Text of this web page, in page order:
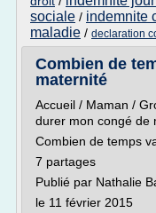
sociale / indemnite
maladie / declaration
Combien de
maternité
Accueil / Maman /
durer mon congé de
Combien de temps
7 partages
Publié par Nathalie
le 11 février 2015